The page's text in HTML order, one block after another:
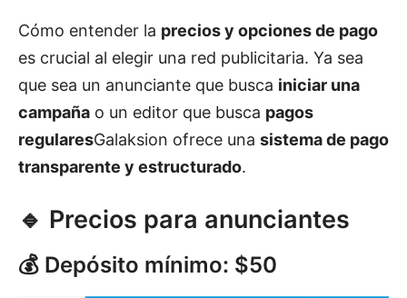
Cómo entender la precios y opciones de pago
es crucial al elegir una red publicitaria. Ya sea
que sea un anunciante que busca iniciar una
campaña o un editor que busca pagos
regularesGalaksion ofrece una sistema de pago
transparente y estructurado.
🔹 Precios para anunciantes
💰 Depósito mínimo: $50